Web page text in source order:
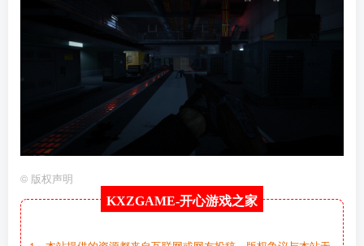
© 版权声明
KXZGAME-开心游戏之家